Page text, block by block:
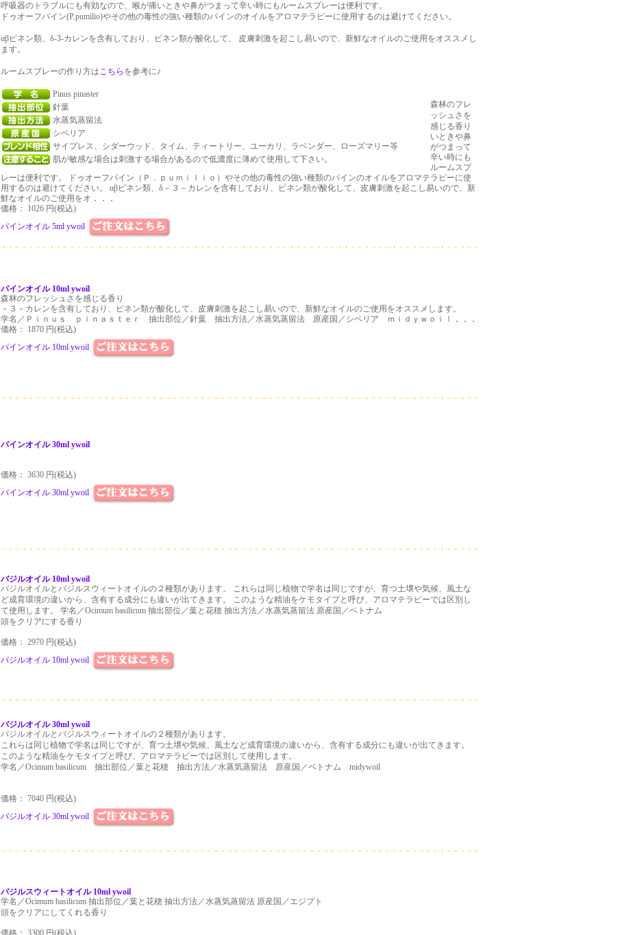
呼吸器のトラブルにも有効なので、喉が痛いときや鼻がつまって辛い時にもルームスプレーは便利です。
ドゥオーフパイン(P.pumilio)やその他の毒性の強い種類のパインのオイルをアロマテラピーに使用するのは避けてください。
αβピネン類、δ-3-カレンを含有しており、ピネン類が酸化して、 皮膚刺激を起こし易いので、新鮮なオイルのご使用をオススメし
ます。
ルームスプレーの作り方はこちら を参考に♪
Pinus pinaster
針葉
水蒸気蒸留法
シベリア
サイプレス、シダーウッド、タイム、ティートリー、ユーカリ、ラベンダー、ローズマリー等
肌が敏感な場合は刺激する場合があるので低濃度に薄めて使用して下さい。
森林のフレ
ッシュさを
感じる香り
いときや鼻
がつまって
辛い時にも
ルームスプ
レーは便利です。 ドゥオーフパイン（Ｐ．ｐｕｍｉｌｉｏ）やその他の毒性の強い種類のパインのオイルをアロマテラピーに使
用するのは避けてください。 αβピネン類、δ－３－カレンを含有しており、ピネン類が酸化して、皮膚刺激を起こし易いので、新
鮮なオイルのご使用をオ ．．．
価格： 1026 円(税込)
パインオイル 5ml ywoil
パインオイル 10ml ywoil
森林のフレッシュさを感じる香り
－３－カレンを含有しており、ピネン類が酸化して、皮膚刺激を起こし易いので、新鮮なオイルのご使用をオススメします。
学名／Ｐｉｎｕｓ ｐｉｎａｓｔｅｒ 抽出部位／針葉 抽出方法／水蒸気蒸留法 原産国／シベリア ｍｉｄｙｗｏｉｌ
．．．
価格： 1870 円(税込)
パインオイル 10ml ywoil
パインオイル 30ml ywoil
価格： 3630 円(税込)
パインオイル 30ml ywoil
バジルオイル 10ml ywoil
バジルオイルとバジルスウィートオイルの２種類があります。 これらは同じ植物で学名は同じですが、育つ土壌や気候、風土な
ど成育環境の違いから、含有する成分にも違いが出てきます。 このような精油をケモタイプと呼び、アロマテラピーでは区別し
て使用します。 学名／Ocimum basilicum 抽出部位／葉と花穂 抽出方法／水蒸気蒸留法 原産国／ベトナム
頭をクリアにする香り
価格： 2970 円(税込)
バジルオイル 10ml ywoil
バジルオイル 30ml ywoil
バジルオイルとバジルスウィートオイルの２種類があります。
これらは同じ植物で学名は同じですが、育つ土壌や気候、風土など成育環境の違いから、含有する成分にも違いが出てきます。
このような精油をケモタイプと呼び、アロマテラピーでは区別して使用します。
学名／Ocimum basilicum 抽出部位／葉と花穂 抽出方法／水蒸気蒸留法 原産国／ベトナム midywoil
価格： 7040 円(税込)
バジルオイル 30ml ywoil
バジルスウィートオイル 10ml ywoil
学名／Ocimum basilicum 抽出部位／葉と花穂 抽出方法／水蒸気蒸留法 原産国／エジプト
頭をクリアにしてくれる香り
価格： 3300 円(税込)